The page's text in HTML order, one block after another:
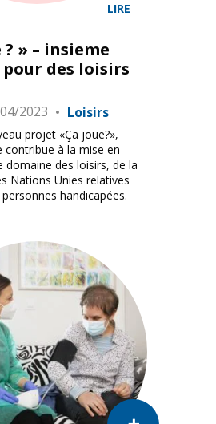
LIRE
? » – insieme
pour des loisirs
2023 Loisirs
projet «Ça joue?»,
contribue à la mise en
des loisirs, de la
Nations Unies relatives
handicapées.